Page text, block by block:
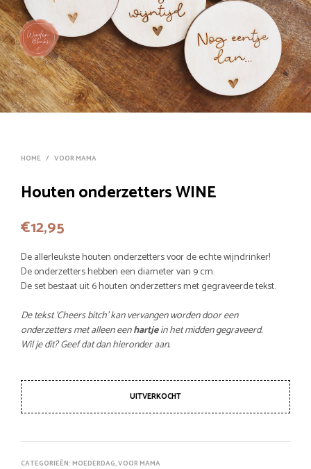
HOME / VOOR MAMA
Houten onderzetters WINE
€12,95
De allerleukste houten onderzetters voor de echte wijndrinker!
De onderzetters hebben een diameter van 9 cm.
De set bestaat uit 6 houten onderzetters met gegraveerde tekst.
De tekst ‘Cheers bitch’ kan vervangen worden door een
onderzetters met alleen eenhartjein het midden gegraveerd.
Wil je dit? Geef dat dan hieronder aan.
UITVERKOCHT
CATEGORIEËN:MOEDERDAG,VOOR MAMA